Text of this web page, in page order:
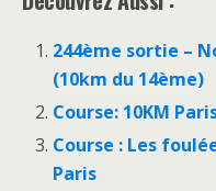
244ème sortie –
(10km du 14ème)
Course: 10KM
Course : Les
Paris